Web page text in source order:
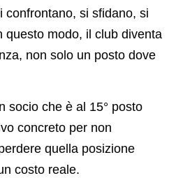
confrontano, si sfidano, si
questo modo, il club diventa
non solo un posto dove
socio che è al 15° posto
concreto per non
quella posizione
costo reale.